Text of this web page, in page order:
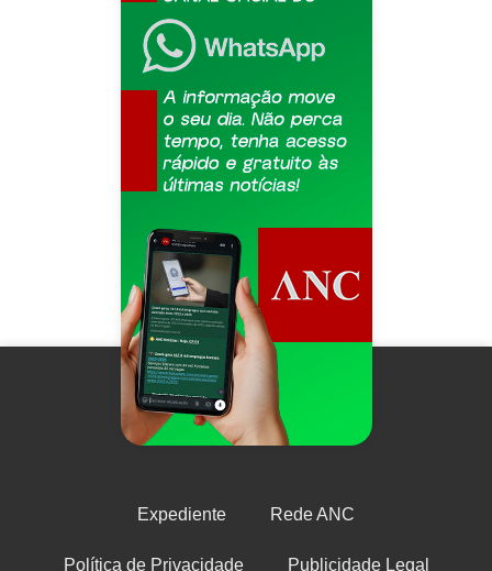
Expediente Rede ANC
Política de Privacidade Publicidade Legal